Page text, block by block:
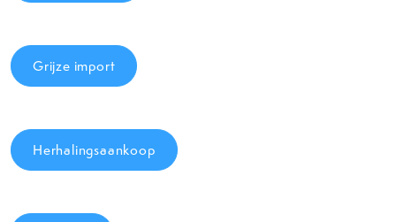
Grijze import
Herhalingsaankoop